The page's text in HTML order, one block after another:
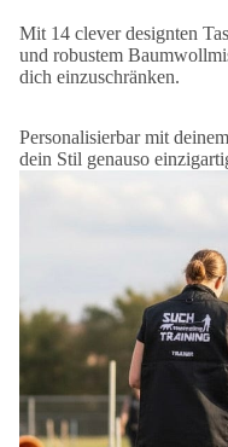
Mit 14 clever designten
und robustem
dich einzuschränken.
Personalisierbar mit
dein Stil genauso